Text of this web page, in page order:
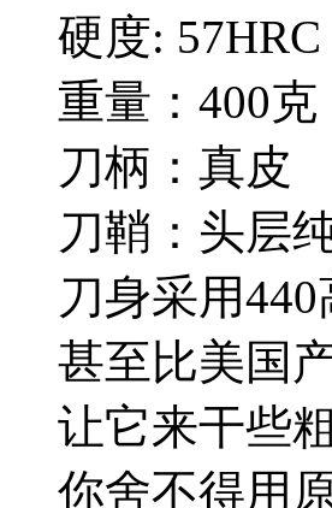
硬度: 57HRC
重量：400克
刀柄：真皮
刀鞘：头层
刀身采用
甚至比美国
让它来干些
你舍不得用